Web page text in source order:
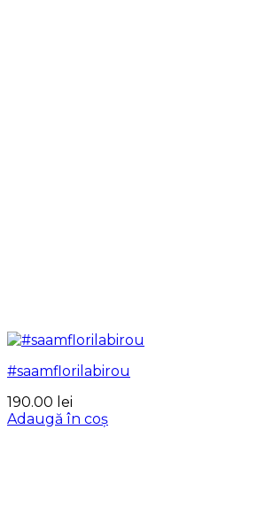
#saamflorilabirou
190.00 lei
Adaugă în coș